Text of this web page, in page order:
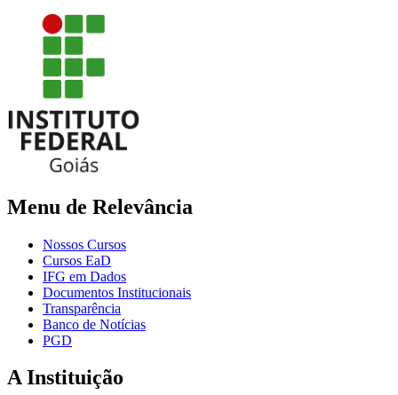
Menu de Relevância
Nossos Cursos
Cursos EaD
IFG em Dados
Documentos Institucionais
Transparência
Banco de Notícias
PGD
A Instituição